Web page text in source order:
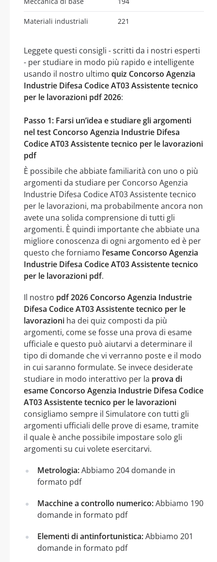
Materiali industriali 221
Leggete questi consigli - scritti da i nostri esperti
- per studiare in modo più rapido e intelligente
usando il nostro ultimo quiz Concorso Agenzia
Industrie Difesa Codice AT03 Assistente tecnico
per le lavorazioni pdf 2026:
Passo 1: Farsi un’idea e studiare gli argomenti
nel test Concorso Agenzia Industrie Difesa
Codice AT03 Assistente tecnico per le lavorazioni
pdf
È possibile che abbiate familiarità con uno o più
argomenti da studiare per Concorso Agenzia
Industrie Difesa Codice AT03 Assistente tecnico
per le lavorazioni, ma probabilmente ancora non
avete una solida comprensione di tutti gli
argomenti. È quindi importante che abbiate una
migliore conoscenza di ogni argomento ed è per
questo che forniamo l’esame Concorso Agenzia
Industrie Difesa Codice AT03 Assistente tecnico
per le lavorazioni pdf.
Il nostro pdf 2026 Concorso Agenzia Industrie
Difesa Codice AT03 Assistente tecnico per le
lavorazioni ha dei quiz composti da più
argomenti, come se fosse una prova di esame
ufficiale e questo può aiutarvi a determinare il
tipo di domande che vi verranno poste e il modo
in cui saranno formulate. Se invece desiderate
studiare in modo interattivo per la prova di
esame Concorso Agenzia Industrie Difesa Codice
AT03 Assistente tecnico per le lavorazioni
consigliamo sempre il Simulatore con tutti gli
argomenti ufficiali delle prove di esame, tramite
il quale è anche possibile impostare solo gli
argomenti su cui volete esercitarvi.
Metrologia:Abbiamo 204 domande in
formato pdf
Macchine a controllo numerico:Abbiamo 190
domande in formato pdf
Elementi di antinfortunistica:Abbiamo 201
domande in formato pdf